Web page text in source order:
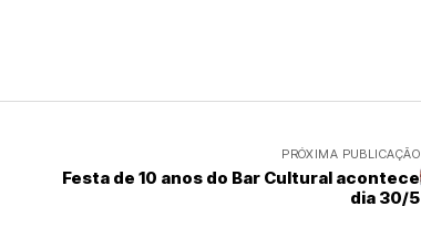
PRÓXIMA PUBLICAÇÃO
Festa de 10 anos do Bar Cultural acontece
dia 30/5